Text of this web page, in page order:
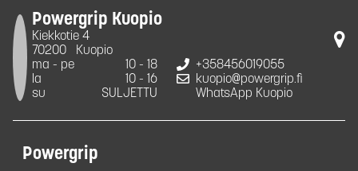
Powergrip Kuopio
Kiekkotie 4
70200
Kuopio
ma - pe
10 - 18
la
10 - 16
su
SULJETTU
+358456019055
kuopio@powergrip.fi
WhatsApp Kuopio
Powergrip